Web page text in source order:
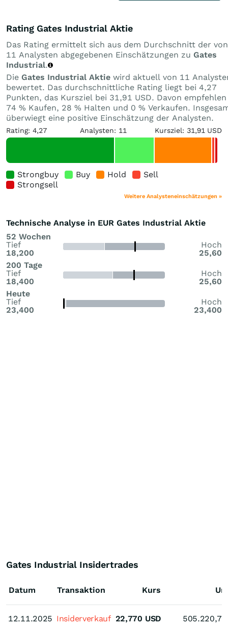
Rating Gates Industrial Aktie
Das Rating ermittelt sich aus dem Durchschnitt der von
11 Analysten abgegebenen Einschätzungen zu Gates
Industrial.
Die Gates Industrial Aktie wird aktuell von 11
bewertet. Das durchschnittliche Rating liegt bei 4,27
Punkten, das Kursziel bei 31,91 USD. Davon empfehlen
74 % Kaufen, 28 % Halten und 0 % Verkaufen.
überwiegt eine positive Einschätzung der Analysten.
Rating: 4,27 Analysten: 11 Kursziel: 31,91 USD
Strongbuy Buy Hold
Sell
Strongsell
Weitere Analysteneinschätzungen »
Technische Analyse in EUR Gates Industrial Aktie
52 Wochen
Tief
18,200
Hoch
25,60
200 Tage
Tief
18,400
Hoch
25,60
Heute
Tief
23,400
Hoch
23,400
Gates Industrial Insidertrades
Datum
12.11.2025
Transaktion Kurs
12.11.2025 Insiderverkauf 22,770 USD 505.220,76